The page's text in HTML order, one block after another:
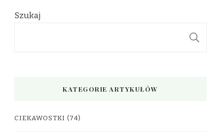
Szukaj
KATEGORIE ARTYKUŁÓW
CIEKAWOSTKI (74)